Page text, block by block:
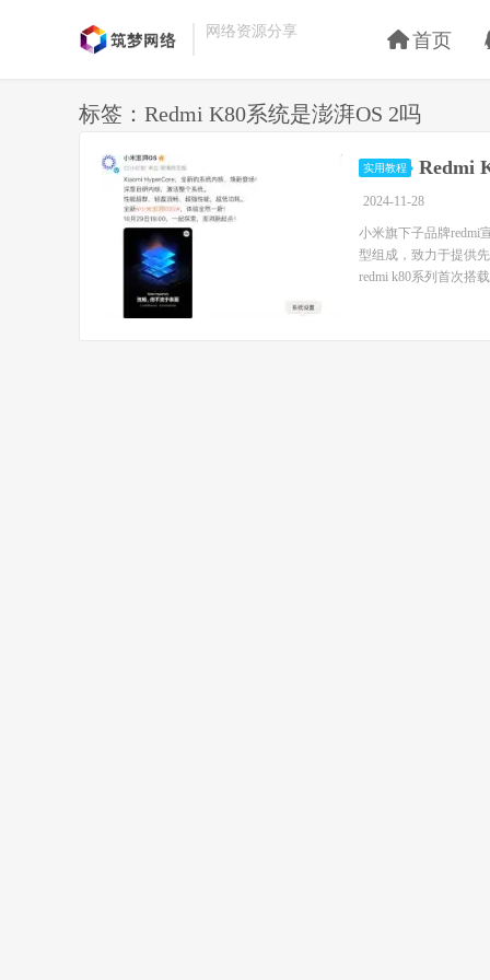
网络资源分享 首页
标签：Redmi K80系统是澎湃OS 2吗
实用教程 Redmi
2024-11-28
小米旗下子品牌redmi
型组成，致力于提供
redmi k80系列首次搭